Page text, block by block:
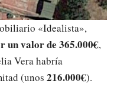
«Idealista»,
un valor de 365.000€,
Vera habría
(unos 216.000€).